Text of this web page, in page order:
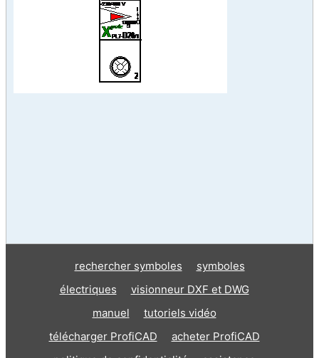
rechercher symboles
symboles
électriques
visionneur DXF et DWG
manuel
tutoriels vidéo
télécharger ProfiCAD
acheter ProfiCAD